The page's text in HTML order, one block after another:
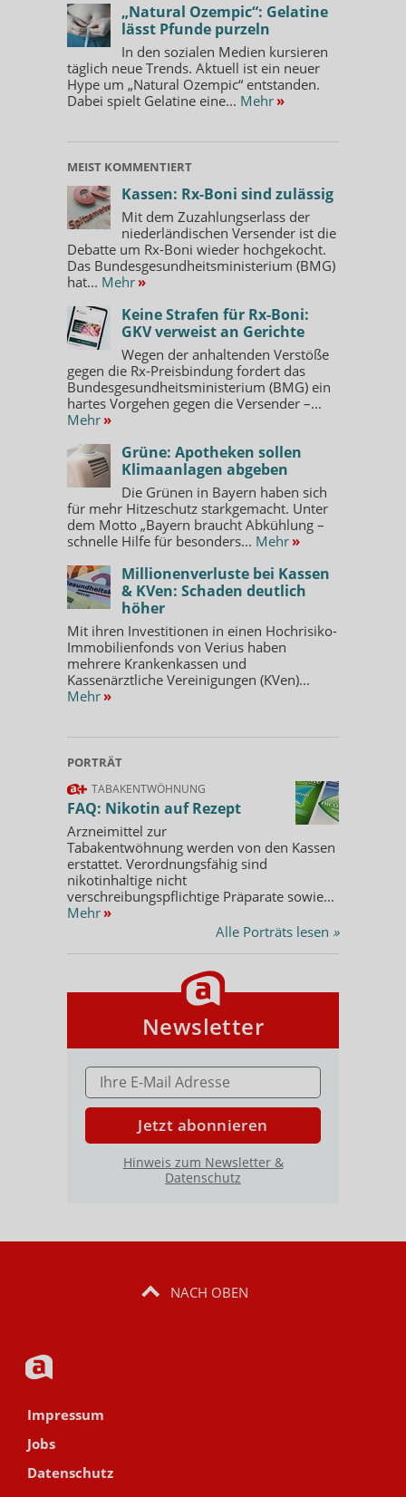
„Natural Ozempic“: Gelatine
lässt Pfunde purzeln
In den sozialen Medien kursieren
täglich neue Trends. Aktuell ist ein neuer
Hype um „Natural Ozempic“ entstanden.
Dabei spielt Gelatine eine... Mehr »
MEIST KOMMENTIERT
Kassen: Rx-Boni sind zulässig
Mit dem Zuzahlungserlass der
niederländischen Versender ist die
Debatte um Rx-Boni wieder hochgekocht.
Das Bundesgesundheitsministerium (BMG)
hat... Mehr »
Keine Strafen für Rx-Boni:
GKV verweist an Gerichte
Wegen der anhaltenden Verstöße
gegen die Rx-Preisbindung fordert das
Bundesgesundheitsministerium (BMG) ein
hartes Vorgehen gegen die Versender –...
Mehr »
Grüne: Apotheken sollen
Klimaanlagen abgeben
Die Grünen in Bayern haben sich
für mehr Hitzeschutz starkgemacht. Unter
dem Motto „Bayern braucht Abkühlung –
schnelle Hilfe für besonders... Mehr »
Millionenverluste bei Kassen
& KVen: Schaden deutlich
höher
Mit ihren Investitionen in einen Hochrisiko-
Immobilienfonds von Verius haben
mehrere Krankenkassen und
Kassenärztliche Vereinigungen (KVen)...
Mehr »
PORTRÄT
TABAKENTWÖHNUNG
FAQ: Nikotin auf Rezept
Arzneimittel zur
Tabakentwöhnung werden von den Kassen
erstattet. Verordnungsfähig sind
nikotinhaltige nicht
verschreibungspflichtige Präparate sowie...
Mehr »
Alle Porträts lesen »
Newsletter
E-MAIL ADRESSE
Jetzt abonnieren
Hinweis zum Newsletter &
Datenschutz
NACH OBEN
Impressum
Jobs
Datenschutz